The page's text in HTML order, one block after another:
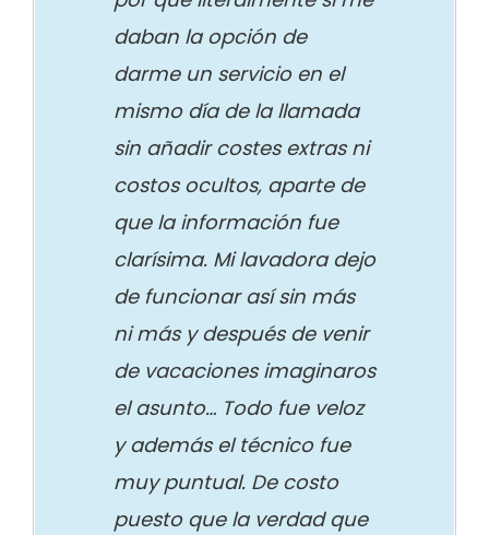
daban la opción de
darme un servicio en el
mismo día de la llamada
sin añadir costes extras ni
costos ocultos, aparte de
que la información fue
clarísima. Mi lavadora dejo
de funcionar así sin más
ni más y después de venir
de vacaciones imaginaros
el asunto… Todo fue veloz
y además el técnico fue
muy puntual. De costo
puesto que la verdad que